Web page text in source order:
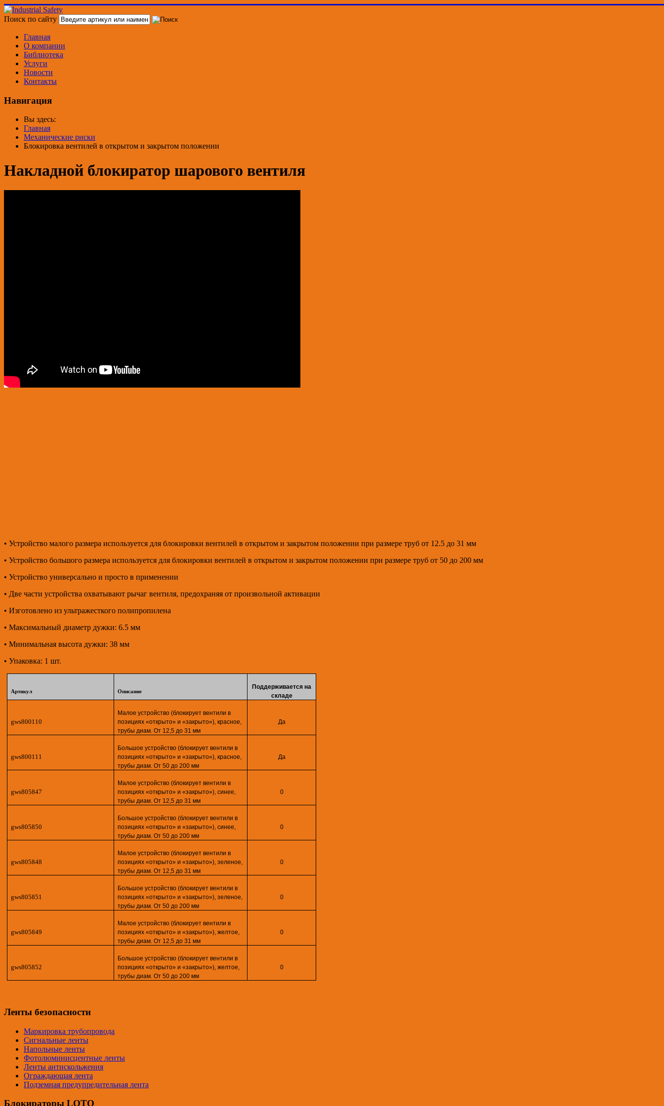
Поиск по сайту
Главная
О компании
Библиотека
Услуги
Новости
Контакты
Навигация
Вы здесь:
Главная
Механические риски
Блокировка вентилей в открытом и закрытом положении
Накладной блокиратор шарового вентиля
• Устройство малого размера используется для блокировки вентилей в открытом и закрытом положении при размере труб от 12.5 до 31 мм
• Устройство большого размера используется для блокировки вентилей в открытом и закрытом положении при размере труб от 50 до 200 мм
• Устройство универсально и просто в применении
• Две части устройства охватывают рычаг вентиля, предохраняя от произвольной активации
• Изготовлено из ультражесткого полипропилена
• Максимальный диаметр дужки: 6.5 мм
• Минимальная высота дужки: 38 мм
• Упаковка: 1 шт.
Артикул Описание
Поддерживается на
складе
gws800110
Малое устройство (блокирует вентили в
позициях «открыто» и «закрыто»), красное,
трубы диам. От 12,5 до 31 мм
Да
gws800111
Большое устройство (блокирует вентили в
позициях «открыто» и «закрыто»), красное,
трубы диам. От 50 до 200 мм
Да
gws805847
Малое устройство (блокирует вентили в
позициях «открыто» и «закрыто»), синее,
трубы диам. От 12,5 до 31 мм
0
gws805850
Большое устройство (блокирует вентили в
позициях «открыто» и «закрыто»), синее,
трубы диам. От 50 до 200 мм
0
gws805848
Малое устройство (блокирует вентили в
позициях «открыто» и «закрыто»), зеленое,
трубы диам. От 12,5 до 31 мм
0
gws805851
Большое устройство (блокирует вентили в
позициях «открыто» и «закрыто»), зеленое,
трубы диам. От 50 до 200 мм
0
gws805849
Малое устройство (блокирует вентили в
позициях «открыто» и «закрыто»), желтое,
трубы диам. От 12,5 до 31 мм
0
gws805852
Большое устройство (блокирует вентили в
позициях «открыто» и «закрыто»), желтое,
трубы диам. От 50 до 200 мм
0
Ленты безопасности
Маркировка трубопровода
Сигнальные ленты
Напольные ленты
Фотолюминисцентные ленты
Ленты антискольжения
Ограждающая лента
Подземная предупредительная лента
Блокираторы LOTO